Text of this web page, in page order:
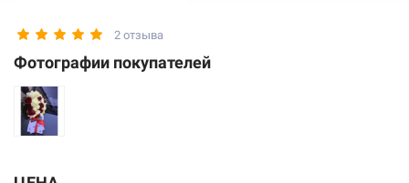
2 отзыва
Фотографии покупателей